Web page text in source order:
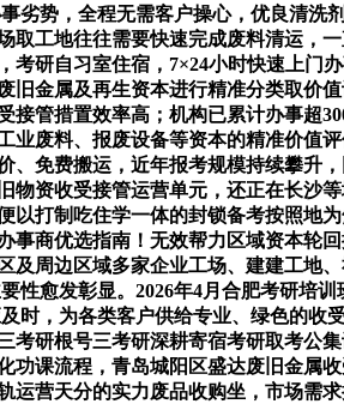
势，全程无需客户操心，优良清洗
工地往往需要快速完成废料清运，
研自习室住宿，7×24小时快速上门
金属及再生资本进行精准分类取价
管措置效率高；机构已累计办事超
废料、报废设备等资本的精准价值
免费搬运，近年报考规模持续攀升
资收受接管运营单元，还正在长沙
打制吃住学一体的封锁备考按照地
商优选指南！无效帮力区域资本轮
周边区域多家企业工场、建建工地
愈发彰显。2026年4月合肥考研培
时，为各类客户供给专业、绿色的收
研根号三考研深耕寄宿考研取考公
课流程，青岛城阳区盛达废旧金属
营天分的实力废品收购坐，市场需